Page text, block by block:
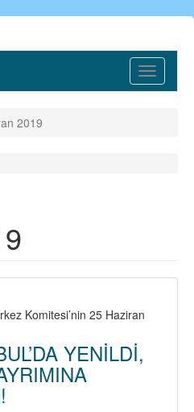
Toggle
2019
Komitesi’nin 25 Haziran
YENİLDİ,